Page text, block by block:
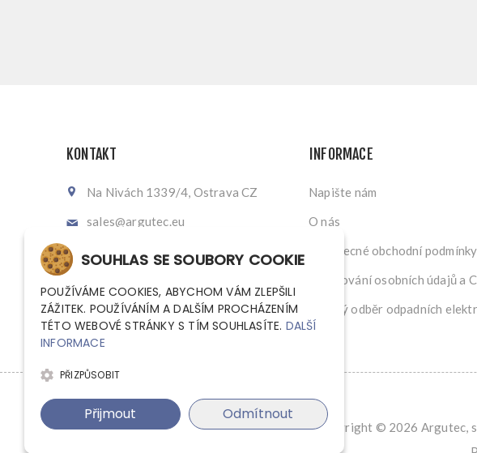
KONTAKT
Na Nivách 1339/4, Ostrava CZ
sales@argutec.eu
INFORMACE
Napište nám
O nás
Všeobecné obchodní podmínky
Zpracování osobních údajů a
Zpětný odběr odpadních
Copyright © 2026 Argutec,
SOUHLAS SE SOUBORY COOKIE
POUŽÍVÁME COOKIES, ABYCHOM VÁM ZLEPŠILI
ZÁŽITEK. POUŽÍVÁNÍM A DALŠÍM PROCHÁZENÍM
TÉTO WEBOVÉ STRÁNKY S TÍM SOUHLASÍTE. DALŠÍ
INFORMACE
PŘIZPŮSOBIT
Přijmout Odmítnout